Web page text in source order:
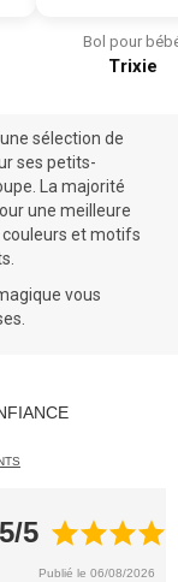
Bol pour
Trixie
sélection de
ses petits-
La majorité
une meilleure
et motifs
vous
5/5
Publié le 06/08/2026